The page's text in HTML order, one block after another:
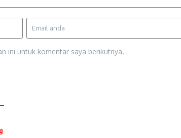
ini untuk komentar saya berikutnya.